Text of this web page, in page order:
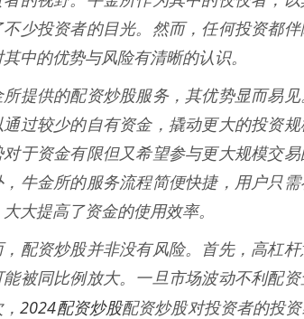
不少投资者的目光。然而，任何投资都
其中的优势与风险有清晰的认识。
所提供的配资炒股服务，其优势显而易
通过较少的自有资金，撬动更大的投资
对于资金有限但又希望参与更大规模交
，牛金所的服务流程简便快捷，用户只
大大提高了资金的使用效率。
，配资炒股并非没有风险。首先，高杠
能被同比例放大。一旦市场波动不利配
，2024配资炒股配资炒股对投资者的投